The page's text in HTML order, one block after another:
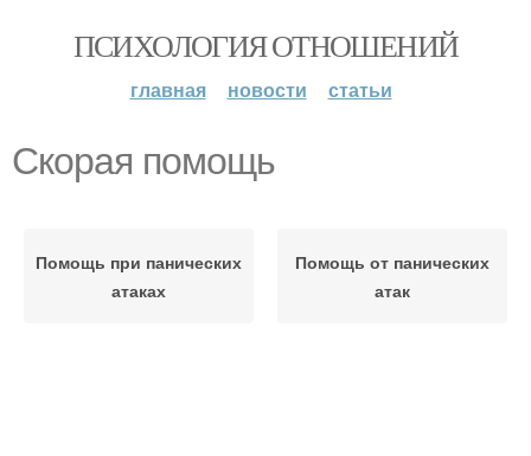
ПСИХОЛОГИЯ ОТНОШЕНИЙ
главная новости статьи
Скорая помощь
Помощь при панических
атаках
Помощь от панических
атак